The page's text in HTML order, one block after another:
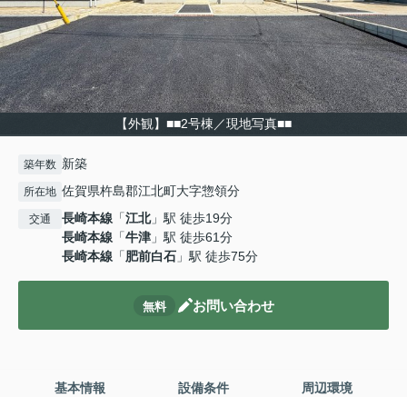
【外観】■■2号棟／現地写真■■
築年数 新築
所在地 佐賀県杵島郡江北町大字惣領分
交通 長崎本線 「江北」駅 徒歩19分
長崎本線 「牛津 」駅 徒歩61分
長崎本線 「肥前白石 」駅 徒歩75分
無料 お問い合わせ
基本情報 設備条件 周辺環境